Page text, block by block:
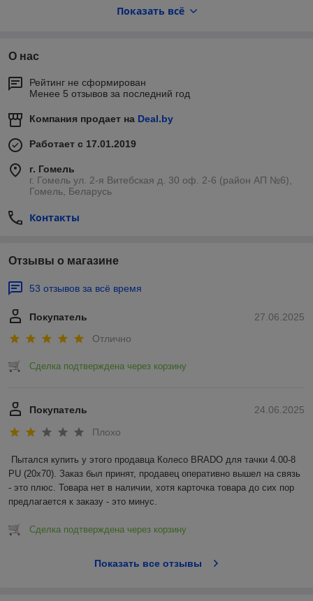
Некоторые из основных преимуществ использования
минитракторов включают:
размерами, что позволяет им легко маневрировать на
узких участках земли и в ограниченных пространствах.
оснащены различными функциями и аксессуарами,
культивация, посев и т.д.
имеют простую и интуитивно понятную систему
даже для начинающих пользователей.
Экономичность: минитракторы потребляют меньше
что позволяет сэкономить на затратах на
эксплуатацию.
минитракторы легко перемещаются с одного участка
использовать их на разных объектах.
Купить минитрактор в Гомеле
Минитракторы представляют собой эффективные и удобные
сельскохозяйственные машины, которые позволяют
облегчить работу на небольших участках земли. Купить
минитракторв Беларуси от компании «Агро 1» можно в
обратившись по номеру +375 (29) 234-61-10. Интернет-
Показать всё
О нас
Рейтинг не сформирован
Менее 5 отзывов за последний год
Компания продает на Deal.by
Работает с 17.01.2019
г. Гомель
г. Гомель ул. 2-я Витебская д. 30 оф. 2-6 (район АП №6),
Гомель, Беларусь
Контакты
Отзывы о магазине
53 отзывов за всё время
27.06.2025
Покупатель
Отлично
Сделка подтверждена через корзину
24.06.2025
Покупатель
Плохо
Пытался купить у этого продавца Колесо BRADO для тачки 4.00-8
PU (20x70). Заказ был принят, продавец оперативно вышел на связь
- это плюс. Товара нет в наличии, хотя карточка товара до сих пор
предлагается к заказу - это минус.
Сделка подтверждена через корзину
Показать все отзывы